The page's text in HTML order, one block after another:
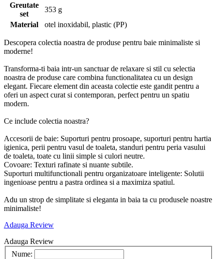
Greutate
set
353 g
Material
otel inoxidabil, plastic (PP)
Descopera colectia noastra de produse pentru baie minimaliste si
moderne!
Transforma-ti baia intr-un sanctuar de relaxare si stil cu selectia
noastra de produse care combina functionalitatea cu un design
elegant. Fiecare element din aceasta colectie este gandit pentru a
oferi un aspect curat si contemporan, perfect pentru un spatiu
modern.
Ce include colectia noastra?
Accesorii de baie: Suporturi pentru prosoape, suporturi pentru hartia
igienica, perii pentru vasul de toaleta, standuri pentru peria vasului
de toaleta, toate cu linii simple si culori neutre.
Covoare: Texturi rafinate si nuante subtile.
Suporturi multifunctionali pentru organizatoare inteligente: Solutii
ingenioase pentru a pastra ordinea si a maximiza spatiul.
Adu un strop de simplitate si eleganta in baia ta cu produsele noastre
minimaliste!
Adauga Review
Adauga Review
Nume: